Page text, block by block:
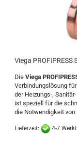
Viega
Die Viega
Verbindungslösung
der Heizungs-,
ist speziell für die
die Notwendigkeit von
Lieferzeit: 4-7